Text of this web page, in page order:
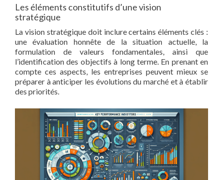
Les éléments constitutifs d’une vision
stratégique
La vision stratégique doit inclure certains éléments clés :
une évaluation honnête de la situation actuelle, la
formulation de valeurs fondamentales, ainsi que
l’identification des objectifs à long terme. En prenant en
compte ces aspects, les entreprises peuvent mieux se
préparer à anticiper les évolutions du marché et à établir
des priorités.